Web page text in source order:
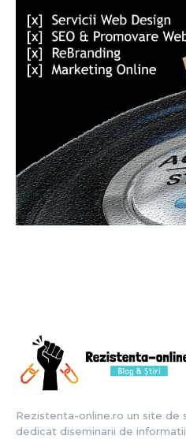
Rezistenta-online.ro un site de
dedicat diseminarii de